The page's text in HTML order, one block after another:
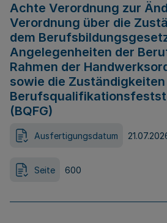
Achte Verordnung zur
Verordnung über die
dem
Angelegenheiten der
Rahmen der
sowie die
(BQFG)
Ausfertigungsdatum
Seite 600